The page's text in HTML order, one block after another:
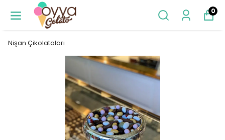
0
Nişan Çikolataları